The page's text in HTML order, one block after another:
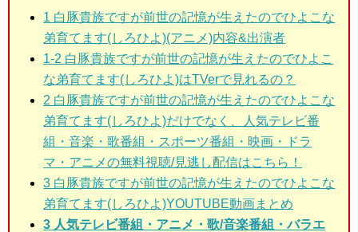
1 白豚貴族ですが前世の記憶が生えたのでひよこな
弟育てます(しろひよ)(アニメ)内容&出演者
1-2 白豚貴族ですが前世の記憶が生えたのでひよこ
な弟育てます(しろひよ)はTVerで見れるの？
2 白豚貴族ですが前世の記憶が生えたのでひよこな
弟育てます(しろひよ)だけでなく、人気テレビ番
組・音楽・歌番組・スポーツ番組・映画・ドラ
マ・アニメの無料視聴/見逃し配信はこちら！
3 白豚貴族ですが前世の記憶が生えたのでひよこな
弟育てます(しろひよ)YOUTUBE動画まとめ
3 人気テレビ番組・アニメ・歌/音楽番組・バラエ